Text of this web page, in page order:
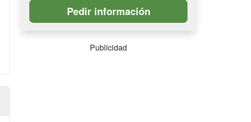
Publicidad